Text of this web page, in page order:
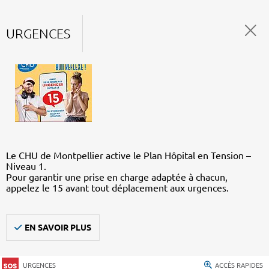
URGENCES
Le CHU de Montpellier active le Plan Hôpital en Tension –
Niveau 1.
Pour garantir une prise en charge adaptée à chacun,
appelez le 15 avant tout déplacement aux urgences.
EN SAVOIR PLUS
URGENCES ACCÈS RAPIDES